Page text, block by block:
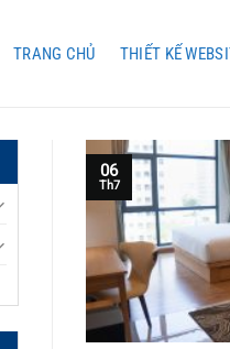
TRANG CHỦ THIẾT KẾ
06
Th7